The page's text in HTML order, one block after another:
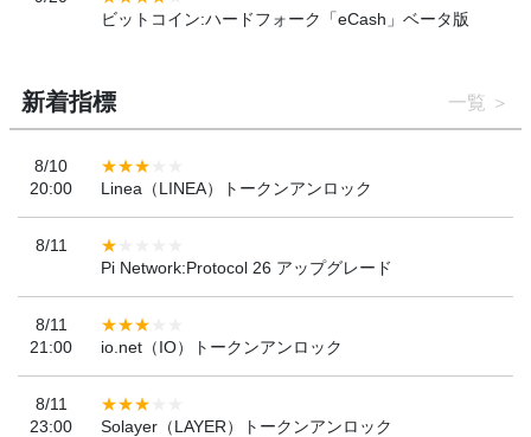
ビットコイン:ハードフォーク「eCash」ベータ版
新着指標 一覧
8/10
20:00
Linea（LINEA）トークンアンロック
8/11
Pi Network:Protocol 26 アップグレード
8/11
21:00
io.net（IO）トークンアンロック
8/11
23:00
Solayer（LAYER）トークンアンロック